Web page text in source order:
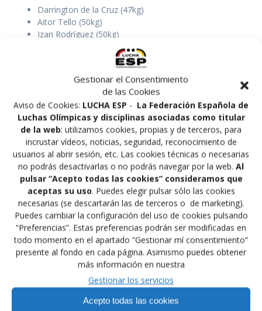
Gestionar el Consentimiento
de las Cookies
Aviso de Cookies: LUCHA ESP - La Federación Española de
Luchas Olímpicas y disciplinas asociadas como titular
de la web: utilizamos cookies, propias y de terceros, para
incrustar vídeos, noticias, seguridad, reconocimiento de
usuarios al abrir sesión, etc. Las cookies técnicas o necesarias
no podrás desactivarlas o no podrás navegar por la web. Al
pulsar “Acepto todas las cookies” consideramos que
aceptas su uso. Puedes elegir pulsar sólo las cookies
necesarias (se descartarán las de terceros o de marketing).
Puedes cambiar la configuración del uso de cookies pulsando
“Preferencias”. Estas preferencias podrán ser modificadas en
todo momento en el apartado “Gestionar mí consentimiento”
presente al fondo en cada página. Asimismo puedes obtener
más información en nuestra
Gestionar los servicios
Acepto todas las cookies
Darrington de la Cruz (47kg)
Aitor Tello (50kg)
Izan Rodríguez (50kg)
Alejandra Boixader (57kg)
Gabriel Gabarri (66kg)
Udai Karbal (66kg)
Junior del Rosario (72kg)
Mercedes García(80kg)
Grappling veteranos A
Manuel Permuy (77kg)
Jaouad Karbal (84kg)
Grappling veteranos B
Naroa García (58kg)
Marta Amigo (58kg)
Julio Santana (62kg)
Juan Miguel Vallés (71kg)
Ezequiel Braz (100kg)
Yerai Pérez (120kg)
Grappling veteranos C